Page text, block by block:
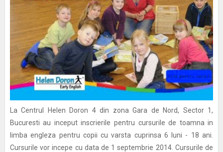
La Centrul Helen Doron 4 din zona Gara de Nord, Sector 1,
Bucuresti au inceput inscrierile pentru cursurile de toamna in
limba engleza pentru copii cu varsta cuprinsa 6 luni - 18 ani.
Cursurile vor incepe cu data de 1 septembrie 2014. Cursurile de